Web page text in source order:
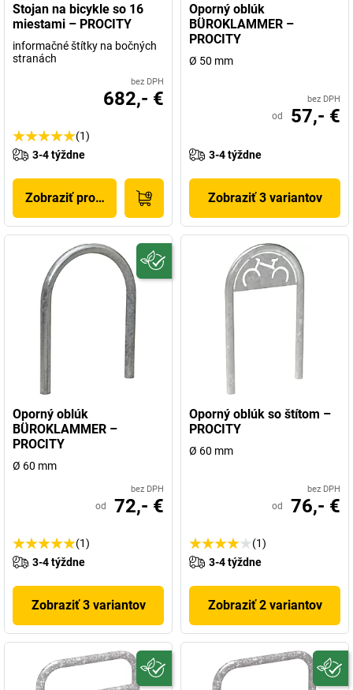
Stojan na bicykle so 16
miestami – PROCITY
informačné štítky na bočných
stranách
bez DPH
682,- €
(1)
3-4 týždne
Zobraziť produkt
Oporný oblúk
BÜROKLAMMER –
PROCITY
Ø 50 mm
bez DPH
od 57,- €
3-4 týždne
Zobraziť 3 variantov
Oporný oblúk
BÜROKLAMMER –
PROCITY
Ø 60 mm
bez DPH
od 72,- €
(1)
3-4 týždne
Zobraziť 3 variantov
Oporný oblúk so štítom –
PROCITY
Ø 60 mm
bez DPH
od 76,- €
(1)
3-4 týždne
Zobraziť 2 variantov